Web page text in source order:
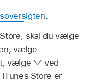
.
skal du vælge
vælge
vælge
ved
Store er